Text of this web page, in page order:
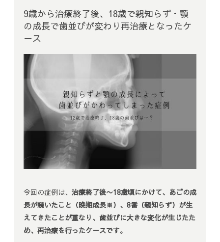
9歳から治療終了後、18歳で親知らず・顎
の成長で歯並びが変わり再治療となったケ
ース
今回の症例は、 治療終了後〜18歳頃にかけて、あごの成
長が続いたこと（晩期成長※）、8番（親知らず）が生
えてきたことが重なり、歯並びに大きな変化が生じたた
め、再治療を行ったケースです。